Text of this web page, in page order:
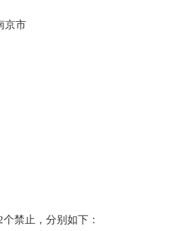
京市
禁止，分别如下：